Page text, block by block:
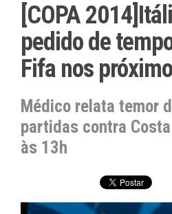
[COPA
pedido de
Fifa nos
Médico relata temor
partidas contra
às 13h